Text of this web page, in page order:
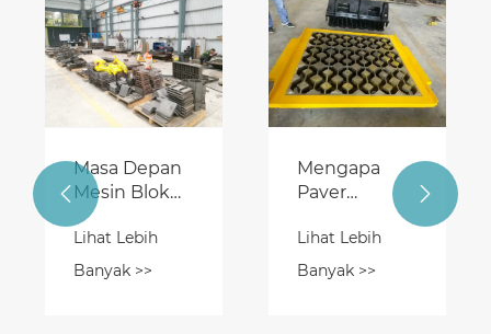
Masa Depan
Mesin Blok
Beton: Tren
dan Inovasi
yang Perlu
Lihat Lebih
Banyak >>
​Mengapa
Paver
Anda Tidak
Terkunci
Lihat Lebih
Banyak >>
 